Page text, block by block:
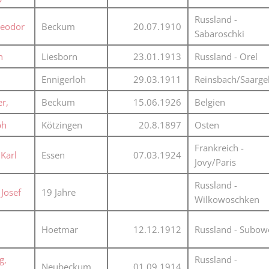
Jüdischer Friedhof
Fürstengrab
Denkmal-Liste A
Denkmal-Liste B
Denkmal-Liste C
Denkmal_Liste weitere
Denkmal-Liste Naturdenkmal
Plakate
Postkarten
öffentliche Gebäude
Prudentiaschule
Strassen
Totenzettel
Totenzettel Bürger
Totenzettel Soldaten
Gefallenen und
Filmarchiv
Begegnungen im
Historische Filme
Beckum 20.07.1910
Russland -
Sabaroschki
Liesborn 23.01.1913 Russland - Orel
Ennigerloh 29.03.1911 Reinsbach/
Beckum 15.06.1926 Belgien
Kötzingen 20.8.1897 Osten
Essen 07.03.1924
Frankreich -
Jovy/Paris
19 Jahre
Russland -
Wilkowoschken
Hoetmar 12.12.1912 Russland -
Neubeckum 01.09.1914
Russland -